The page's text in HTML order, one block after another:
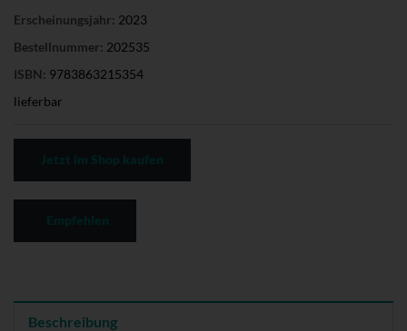
Erscheinungsjahr: 2023
Bestellnummer: 202535
ISBN: 9783863215354
lieferbar
Beschreibung